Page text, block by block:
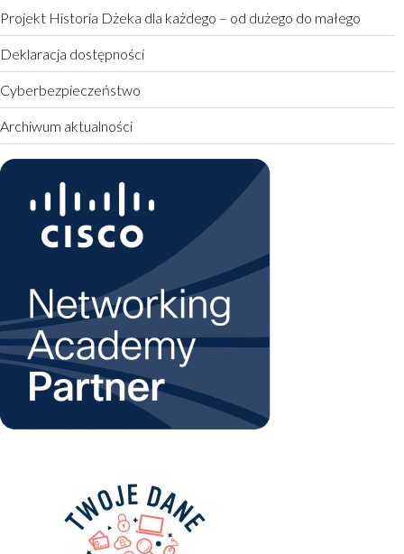
Projekt Historia Dżeka dla każdego – od dużego do małego
Deklaracja dostępności
Cyberbezpieczeństwo
Archiwum aktualności